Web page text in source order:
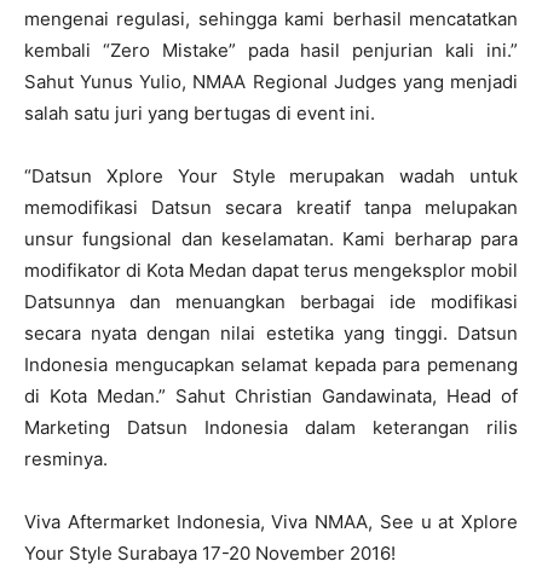
mengenai regulasi, sehingga kami berhasil mencatatkan
kembali “Zero Mistake” pada hasil penjurian kali ini.”
Sahut Yunus Yulio, NMAA Regional Judges yang menjadi
salah satu juri yang bertugas di event ini.
“Datsun Xplore Your Style merupakan wadah untuk
memodifikasi Datsun secara kreatif tanpa melupakan
unsur fungsional dan keselamatan. Kami berharap para
modifikator di Kota Medan dapat terus mengeksplor mobil
Datsunnya dan menuangkan berbagai ide modifikasi
secara nyata dengan nilai estetika yang tinggi. Datsun
Indonesia mengucapkan selamat kepada para pemenang
di Kota Medan.” Sahut Christian Gandawinata, Head of
Marketing Datsun Indonesia dalam keterangan rilis
resminya.
Viva Aftermarket Indonesia, Viva NMAA, See u at Xplore
Your Style Surabaya 17-20 November 2016!